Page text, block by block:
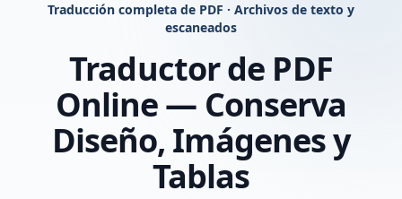
Traducción completa de PDF · Archivos de texto y
escaneados
Traductor de PDF
Online — Conserva
Diseño, Imágenes y
Tablas